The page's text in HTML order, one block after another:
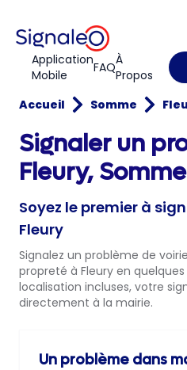
Application
Mobile
FAQÀ
Propos
Accueil Somme
Signaler un
Fleury,
Soyez le premier à
Fleury
Signalez un problème de
propreté à Fleury en
localisation incluses, votre
directement à la mairie.
Un problème dans